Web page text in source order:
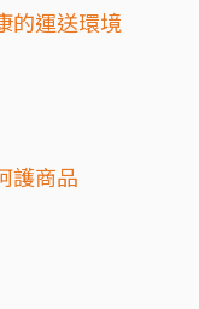
的運送環境
護商品